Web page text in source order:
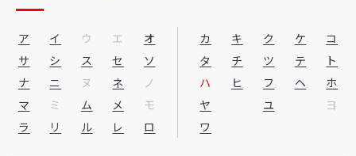
ア イ ウ エ オ カ キ ク ケ
コ
サ
シ ス セ ソ タ チ ツ テ
ト
ナ
ニ ヌ ネ ノ ハ ヒ フ ヘ
ホ
マ
ミ ム メ モ ヤ ユ
ヨ
ラ
リ ル レ ロ ワ